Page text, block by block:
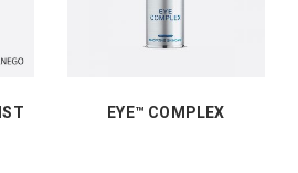
EYE™ COMPLEX